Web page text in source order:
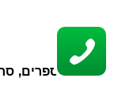
סריקת ספרים,